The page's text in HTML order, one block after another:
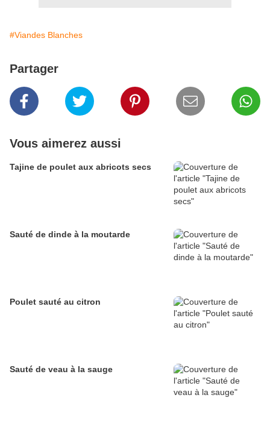
#Viandes Blanches
Partager
Vous aimerez aussi
Tajine de poulet aux abricots secs
Sauté de dinde à la moutarde
Poulet sauté au citron
Sauté de veau à la sauge